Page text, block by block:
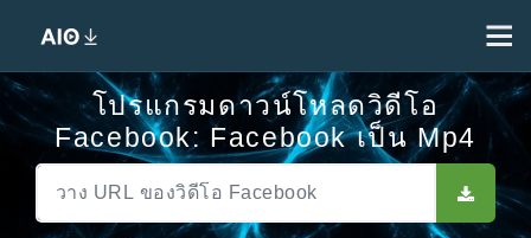
โปรแกรมดาวน์โหลดวิดีโอ
Facebook: Facebook เป็น Mp4